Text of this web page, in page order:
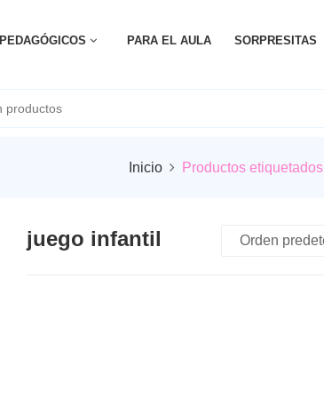
PEDAGÓGICOS PARA EL AULA SORPRESITAS
Inicio Productos
juego infantil